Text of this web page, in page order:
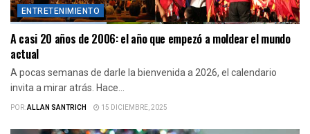
ENTRETENIMIENTO
A casi 20 años de 2006: el año que empezó a moldear el mundo
actual
A pocas semanas de darle la bienvenida a 2026, el calendario
invita a mirar atrás. Hace...
POR:ALLAN SANTRICH 15 DICIEMBRE, 2025